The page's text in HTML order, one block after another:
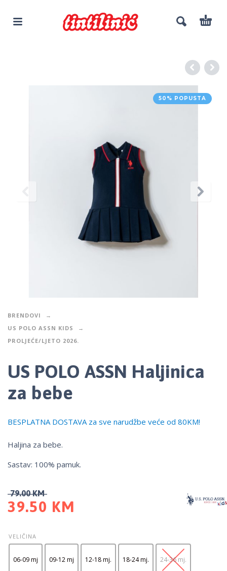
50% POPUSTA
BRENDOVI
US POLO ASSN KIDS
PROLJEĆE/LJETO 2026.
US POLO ASSN Haljinica
za bebe
BESPLATNA DOSTAVA za sve narudžbe veće od 80KM!
Haljina za bebe.
Sastav: 100% pamuk.
79.00KM
39.50 KM
VELIČINA
06-09 mj 09-12 mj 12-18 mj. 18-24 mj. 24-36 mj.